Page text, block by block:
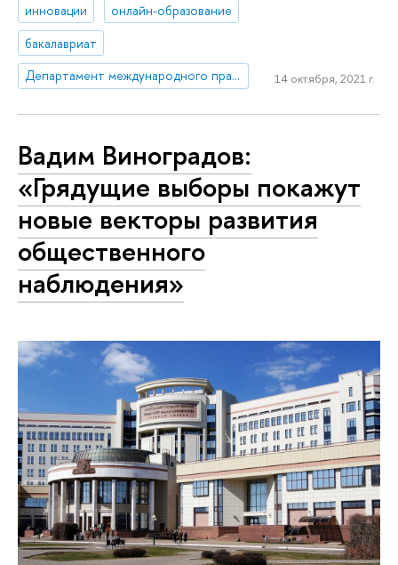
инновации
онлайн-образование
бакалавриат
Департамент международного права
14 октября, 2021 г.
Вадим Виноградов:
«Грядущие выборы покажут
новые векторы развития
общественного
наблюдения»